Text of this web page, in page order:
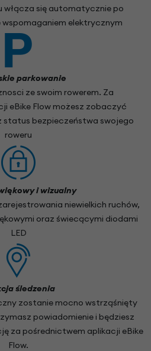
włącza się automatycznie po
wspomaganiem elektrycznym
parkowanie
ze swoim rowerem. Za
eBike Flow możesz zobaczyć
status bezpieczeństwa swojego
roweru
i wizualny
niewielkich ruchów,
oraz świecącymi diodami
LED
śledzenia
zostanie mocno wstrząśnięty
powiadomienie i będziesz
za pośrednictwem aplikacji eBike
Flow.